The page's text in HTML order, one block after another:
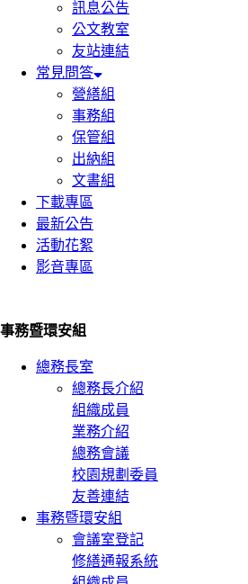
訊息公告
公文教室
友站連結
常見問答
營繕組
事務組
保管組
出納組
文書組
下載專區
最新公告
活動花絮
影音專區
事務暨環安組
總務長室
總務長介紹
組織成員
業務介紹
總務會議
校園規劃委員
友善連結
事務暨環安組
會議室登記
修繕通報系統